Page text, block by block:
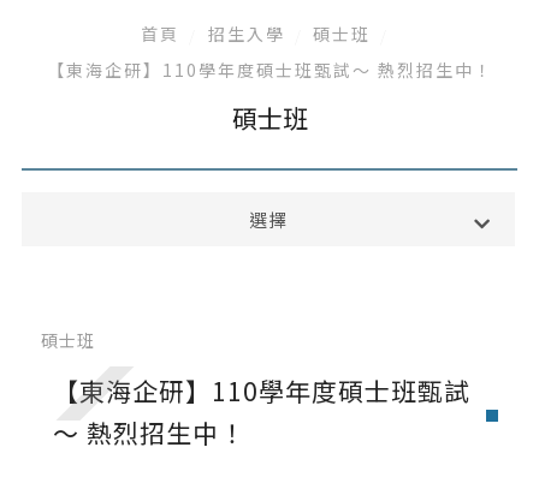
首頁 招生入學
碩士班
【東海企研】110學年度碩士班甄試～ 熱烈招生中！
碩士班
選擇
境外生入學
碩士班
【東海企研】110學年度碩士班甄試
～ 熱烈招生中！